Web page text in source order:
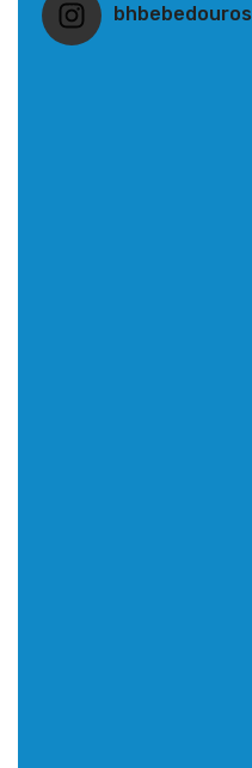
bhbebedouros